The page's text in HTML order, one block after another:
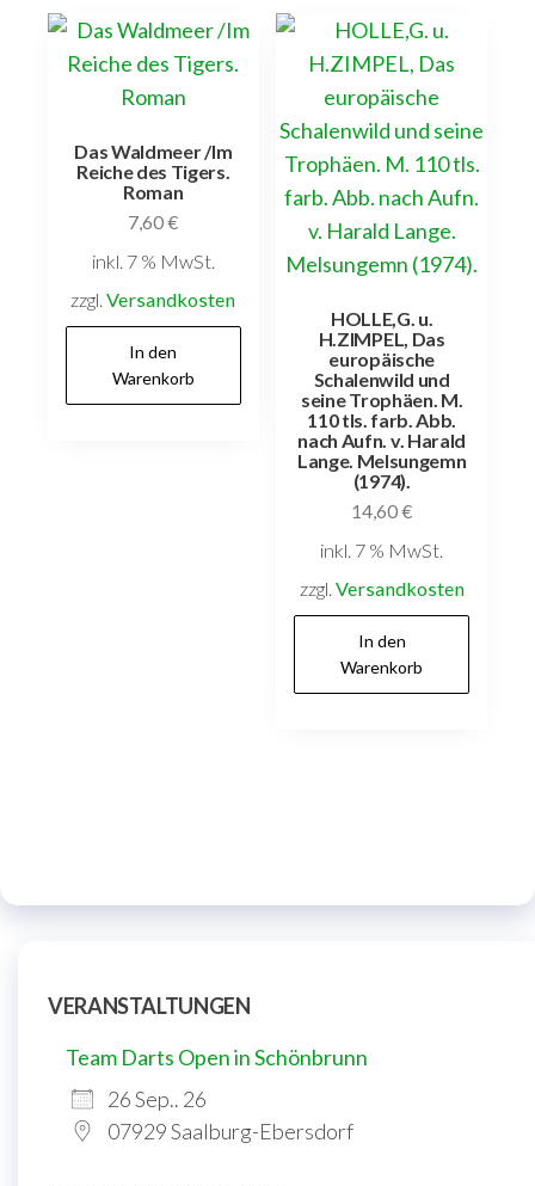
Das Waldmeer /Im
Reiche des Tigers.
Roman
7,60€
inkl. 7 % MwSt.
zzgl.Versandkosten
In den
Warenkorb
HOLLE,G. u.
H.ZIMPEL, Das
europäische
Schalenwild und
seine Trophäen. M.
110 tls. farb. Abb.
nach Aufn. v. Harald
Lange. Melsungemn
(1974).
14,60€
inkl. 7 % MwSt.
zzgl. Versandkosten
In den
Warenkorb
VERANSTALTUNGEN
Team Darts Open in Schönbrunn
26 Sep.. 26
07929 Saalburg-Ebersdorf